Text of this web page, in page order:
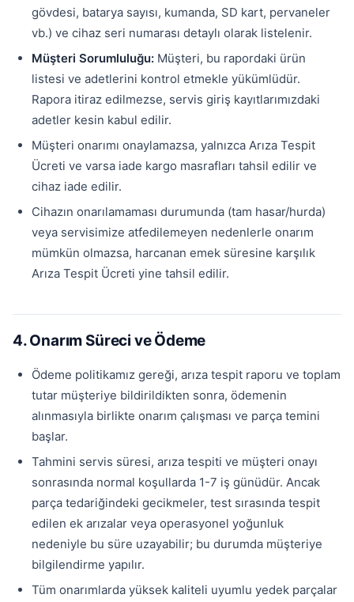
gövdesi, batarya sayısı, kumanda, SD kart, pervaneler
vb.) ve cihaz seri numarası detaylı olarak listelenir.
Müşteri Sorumluluğu: Müşteri, bu rapordaki ürün
listesi ve adetlerini kontrol etmekle yükümlüdür.
Rapora itiraz edilmezse, servis giriş kayıtlarımızdaki
adetler kesin kabul edilir.
Müşteri onarımı onaylamazsa, yalnızca Arıza Tespit
Ücreti ve varsa iade kargo masrafları tahsil edilir ve
cihaz iade edilir.
Cihazın onarılamaması durumunda (tam hasar/hurda)
veya servisimize atfedilemeyen nedenlerle onarım
mümkün olmazsa, harcanan emek süresine karşılık
Arıza Tespit Ücreti yine tahsil edilir.
4. Onarım Süreci ve Ödeme
Ödeme politikamız gereği, arıza tespit raporu ve toplam
tutar müşteriye bildirildikten sonra, ödemenin
alınmasıyla birlikte onarım çalışması ve parça temini
başlar.
Tahmini servis süresi, arıza tespiti ve müşteri onayı
sonrasında normal koşullarda 1-7 iş günüdür. Ancak
parça tedariğindeki gecikmeler, test sırasında tespit
edilen ek arızalar veya operasyonel yoğunluk
nedeniyle bu süre uzayabilir; bu durumda müşteriye
bilgilendirme yapılır.
Tüm onarımlarda yüksek kaliteli uyumlu yedek parçalar